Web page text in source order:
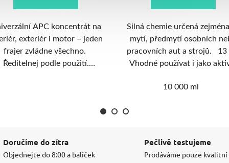
chemie určená zejména na
předmytí osobních nebo
aut a strojů. 13 pH
používat i jako aktivní
Extrémně rychlá a snadná
ochrana laku s minimální
spotřebou a možností
přes napěňovač. Na
do mokra. Výdrž ochrany 2
(1:50). Vodu z laku odvádí
1 l
Doručíme do zítra
Objednejte do 8:00 a balíček
Pečlivě testujeme
Prodáváme pouze kvalitní